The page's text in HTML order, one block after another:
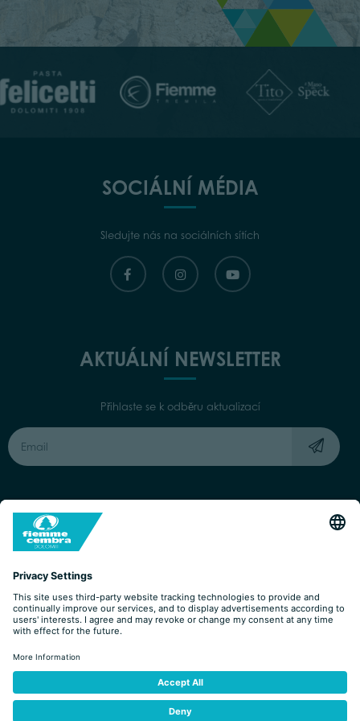
SOCIÁLNÍ MÉDIA
Sledujte nás na sociálních sítích
AKTUÁLNÍ NEWSLETTER
Přihlaste se k odběru aktualizací
Capitale Sociale: Euro 220.000,00 | VAT: 01901280220
COOKIES IMPRINT PRIVACY ORGANIZZAZIONE TRASPARENTE
BY